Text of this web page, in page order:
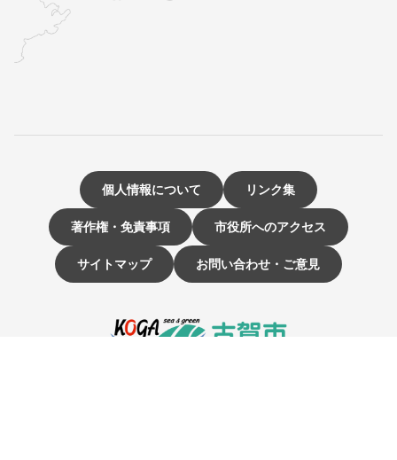
個人情報について リンク集
著作権・免責事項 市役所へのアクセス
サイトマップ お問い合わせ・ご意見